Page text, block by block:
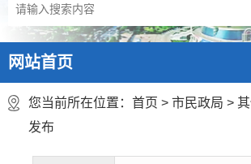
网站首页
您当前所在位置： 首页 > 市民政局 >
发布